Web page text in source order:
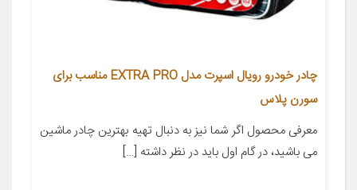
چادر خودرو رویال اسپرت مدل EXTRA PRO مناسب برای
سورن پلاس
معرفی محصول اگر شما نیز به دنبال تهیه بهترین چادر ماشین
می باشید، در گام اول باید در نظر داشته […]